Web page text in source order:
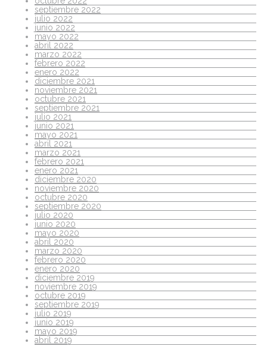
septiembre 2022
julio 2022
junio 2022
mayo 2022
abril 2022
marzo 2022
febrero 2022
enero 2022
diciembre 2021
noviembre 2021
octubre 2021
septiembre 2021
julio 2021
junio 2021
mayo 2021
abril 2021
marzo 2021
febrero 2021
enero 2021
diciembre 2020
noviembre 2020
octubre 2020
septiembre 2020
julio 2020
junio 2020
mayo 2020
abril 2020
marzo 2020
febrero 2020
enero 2020
diciembre 2019
noviembre 2019
octubre 2019
septiembre 2019
julio 2019
junio 2019
mayo 2019
abril 2019